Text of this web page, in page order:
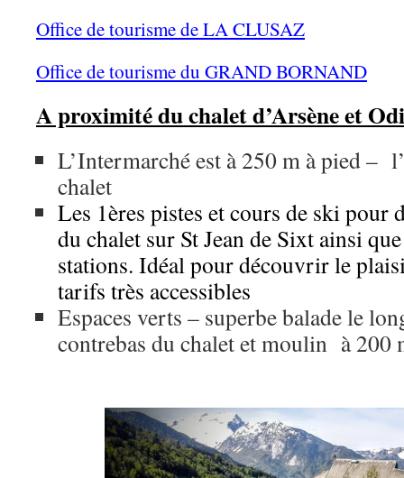
Office de tourisme de LA CLUSAZ
Office de tourisme du GRAND BORNAND
A proximité du chalet d’Arsène et
L’Intermarché est à 250 m à pied –
chalet
Les 1ères pistes et cours de ski pour
du chalet sur St Jean de Sixt ainsi
stations. Idéal pour découvrir le
tarifs très accessibles
Espaces verts – superbe balade le
contrebas du chalet et moulin à 200